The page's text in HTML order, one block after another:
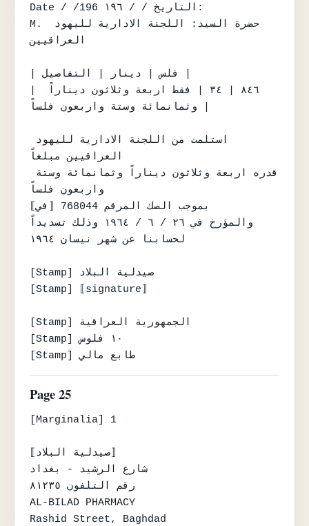
Date / /196 التاريخ / / ١٩٦:
M. حضرة السيد: اللجنة الادارية لليهود
العراقيين
| فلس | دينار | التفاصيل |
وثمانمائة وستة واربعون فلساً |
العراقيين مبلغاً
واربعون فلساً
بموجب الصك المرقم 768044 ⟦في⟧
والمؤرخ في ٢٦ / ٦ / ١٩٦٤ وذلك تسديداً
لحسابنا عن شهر نيسان ١٩٦٤
[Stamp] صيدلية البلاد
[Stamp] ⟦signature⟧
[Stamp] الجمهورية العراقية
[Stamp] ١٠ فلوس
[Stamp] طابع مالي
Page 25
[Marginalia] 1
⟦صيدلية البلاد⟧
شارع الرشيد - بغداد
رقم التلفون ٨١٢٣٥
AL-BILAD PHARMACY
Rashid Street, Baghdad